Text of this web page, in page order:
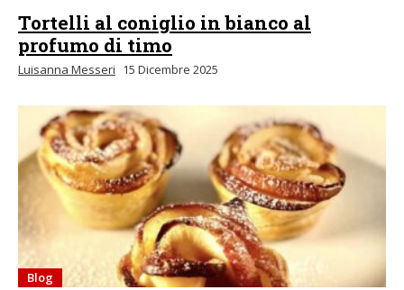
Tortelli al coniglio in bianco al
profumo di timo
Luisanna Messeri 15 Dicembre 2025
Blog